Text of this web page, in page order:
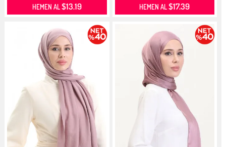
HEMEN AL$13.19 HEMEN AL$17.39